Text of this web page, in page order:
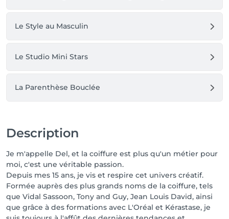
prendre votre prochain rendez-vous en ligne
créer un compte (cela prend 1 à 2 minutes
restera plus qu'à réserver votre service.
Le Style au Masculin
Le Studio Mini Stars
La Parenthèse Bouclée
Description
Je m'appelle Del, et la coiffure est plus qu'un métier pour
moi, c'est une véritable passion.
Depuis mes 15 ans, je vis et respire cet univers créatif.
Formée auprès des plus grands noms de la coiffure, tels
que Vidal Sassoon, Tony and Guy, Jean Louis David, ainsi
que grâce à des formations avec L'Oréal et Kérastase, je